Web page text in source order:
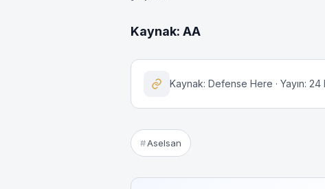
Kaynak: AA
Kaynak: Defense Here · Yayın:
Aselsan